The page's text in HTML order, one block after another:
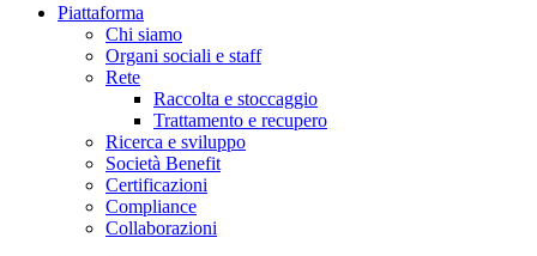
Piattaforma
Chi siamo
Organi sociali e staff
Rete
Raccolta e stoccaggio
Trattamento e recupero
Ricerca e sviluppo
Società Benefit
Certificazioni
Compliance
Collaborazioni